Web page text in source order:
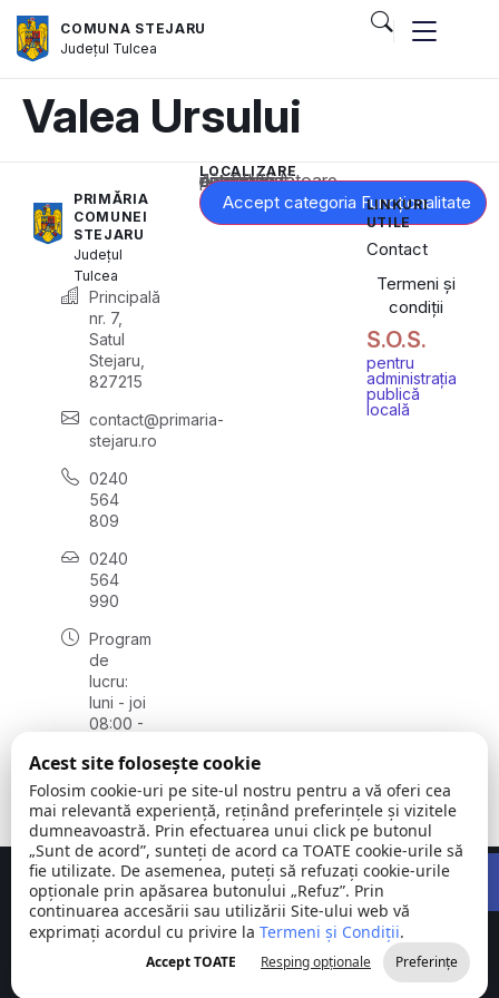
COMUNA STEJARU
Județul Tulcea
Valea Ursului
PRIMĂRIA
COMUNEI
STEJARU
Județul
Tulcea
Principală
nr. 7,
Satul
Stejaru,
827215
contact@primaria-
stejaru.ro
0240
564
809
0240
564
990
Program
de
lucru:
luni - joi
08:00 -
vineri
08:00 -
14:00
LOCALIZARE
Acest conținut este blocat până când acceptați categoria corespunzătoare de cookie-uri.
Accept categoria Funcționalitate
LINKURI
UTILE
Contact
Termeni și
condiții
S.O.S.
pentru
administrația
publică
locală
Comuna
Stejaru |
județul Tulcea
©
2026
Toate
drepturile
rezervate
Concept realizat deBig Media Relații Publice SRL
Acest site folosește cookie
Folosim cookie-uri pe site-ul nostru pentru a vă oferi cea
mai relevantă experiență, reținând preferințele și vizitele
dumneavoastră. Prin efectuarea unui click pe butonul
„Sunt de acord”, sunteți de acord ca TOATE cookie-urile să
fie utilizate. De asemenea, puteți să refuzați cookie-urile
opționale prin apăsarea butonului „Refuz”. Prin
continuarea accesării sau utilizării Site-ului web vă
exprimați acordul cu privire la Termeni și Condiții.
Accept TOATE Resping opționale Preferințe